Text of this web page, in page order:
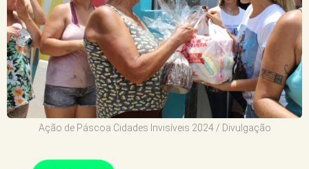
Ação de Páscoa Cidades Invisíveis 2024 / Divulgação